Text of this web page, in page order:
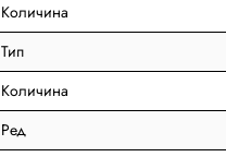
Количина
Тип
Количина
Ред